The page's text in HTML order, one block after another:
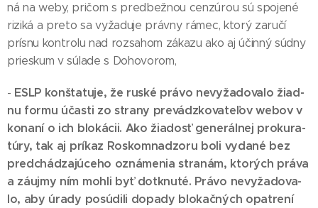
ná na weby, pri­čom s pred­bež­nou cen­zú­rou sú spo­je­né
ri­zi­ká a pre­to sa vy­ža­du­je práv­ny rá­mec, kto­rý za­ru­čí
prís­nu kon­tro­lu nad roz­sa­hom zá­ka­zu ako aj účin­ný súd­ny
pries­kum v sú­la­de s Do­ho­vo­rom,
- ESLP kon­šta­tu­je, že rus­ké prá­vo ne­vy­ža­do­va­lo žiad­
nu for­mu účas­ti zo stra­ny pre­vádz­ko­va­te­ľov webov v
ko­na­ní o ich blo­ká­cii. Ako žia­dosť ge­ne­rál­nej pro­ku­ra­
tú­ry, tak aj prí­kaz Ros­kom­na­dzo­ru bo­li vy­da­né bez
pred­chá­dza­jú­ce­ho ozná­me­nia stra­nám, kto­rých prá­va
a zá­uj­my ním moh­li byť dot­knu­té. Prá­vo ne­vy­ža­do­va­
lo, aby úra­dy po­sú­di­li do­pa­dy blo­kač­ných opat­re­ní